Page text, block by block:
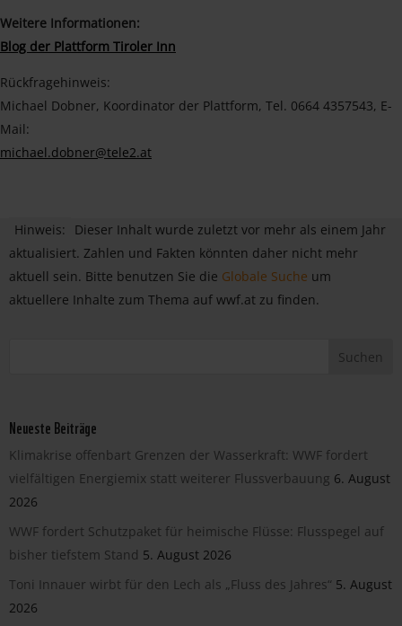
Weitere Informationen:
Blog der Plattform Tiroler Inn
Rückfragehinweis:
Michael Dobner, Koordinator der Plattform, Tel. 0664 4357543, E-
Mail:
michael.dobner@tele2.at
Hinweis:
Dieser Inhalt wurde zuletzt vor mehr als einem Jahr
aktualisiert. Zahlen und Fakten könnten daher nicht mehr
aktuell sein. Bitte benutzen Sie die Globale Suche um
aktuellere Inhalte zum Thema auf wwf.at zu finden.
Neueste Beiträge
Klimakrise offenbart Grenzen der Wasserkraft: WWF fordert
vielfältigen Energiemix statt weiterer Flussverbauung 6. August
2026
WWF fordert Schutzpaket für heimische Flüsse: Flusspegel auf
bisher tiefstem Stand 5. August 2026
Toni Innauer wirbt für den Lech als „Fluss des Jahres“ 5. August
2026